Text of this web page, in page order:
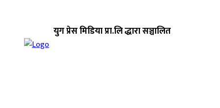
युग प्रेस मिडिया प्रा.लि द्धारा सञ्चालित